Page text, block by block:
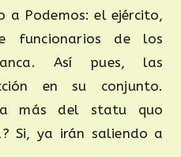
a Podemos: el ejército,
funcionarios de los
Así pues, las
en su conjunto.
más del statu quo
Si, ya irán saliendo a